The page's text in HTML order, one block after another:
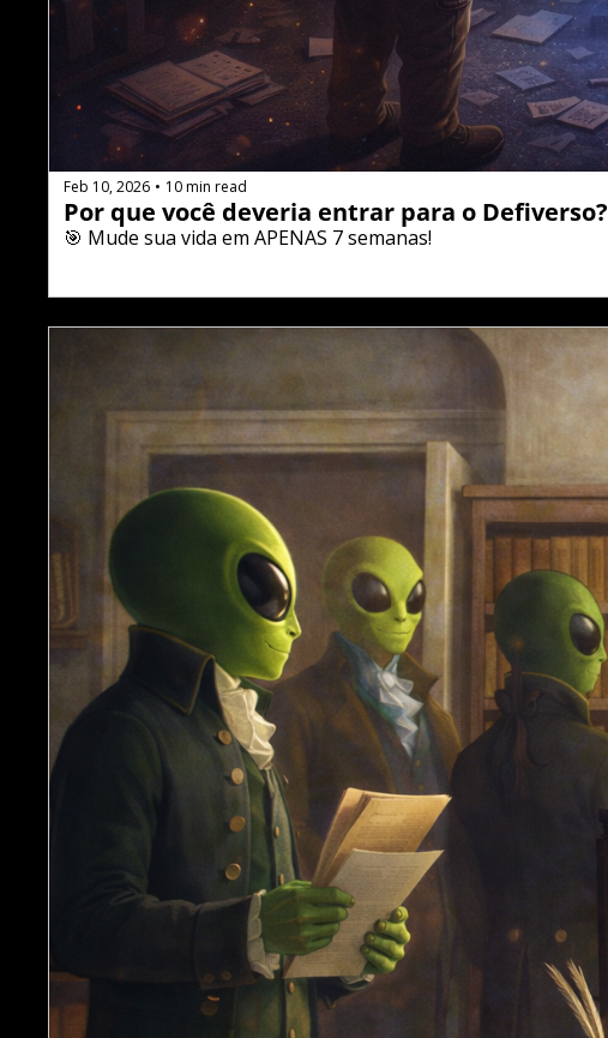
Feb 10, 2026 • 10 min read
Por que você deveria entrar para o Defiverso?
🎯 Mude sua vida em APENAS 7 semanas!